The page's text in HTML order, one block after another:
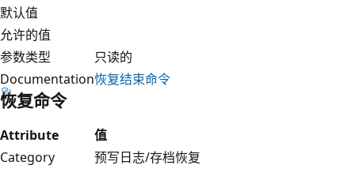
默认值
允许的值
参数类型
只读的
Documentation恢复结束命令
恢复命令
Attribute
值
Category
预写日志/存档恢复